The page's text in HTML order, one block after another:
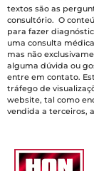
textos são as
consultório. O
para fazer
uma consulta
mas não
alguma dúvida ou
entre em contato.
tráfego de
website, tal como
vendida a terceiros,